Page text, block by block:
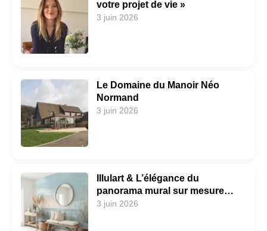
votre projet de vie »
3 juin 2026
Le Domaine du Manoir Néo
Normand
3 juin 2026
Illulart & L’élégance du
panorama mural sur mesure…
3 juin 2026